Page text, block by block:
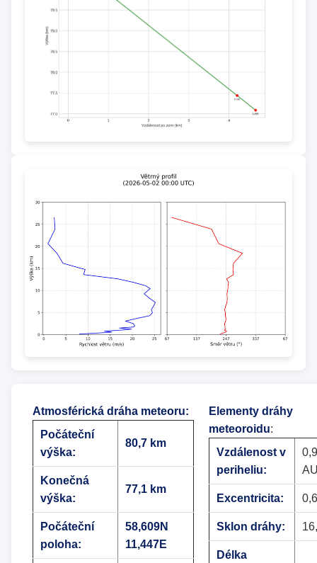
Atmosférická dráha meteoru:
Počáteční
výška:
80,7 km
Konečná
výška:
77,1 km
Počáteční
poloha:
58,609N
11,447E
Elementy dráhy
meteoroidu:
Vzdálenost v
periheliu:
Excentricita:
Sklon dráhy:
Délka